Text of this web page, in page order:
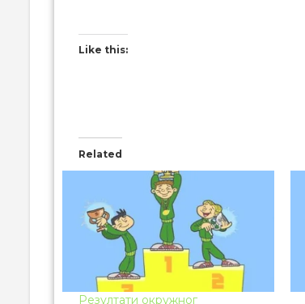
Like this:
Related
Резултати окружног